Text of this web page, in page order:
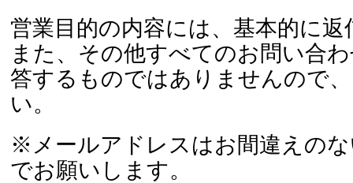
営業目的の内容には、基本的に
また、その他すべてのお問い合
答するものではありませんので
い。
※メールアドレスはお間違えの
でお願いします。